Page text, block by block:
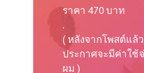
ราคา 470 บาท
.
( หลังจากโพสต์แล้
ประกาศจะมีค่าใช้
ผม )